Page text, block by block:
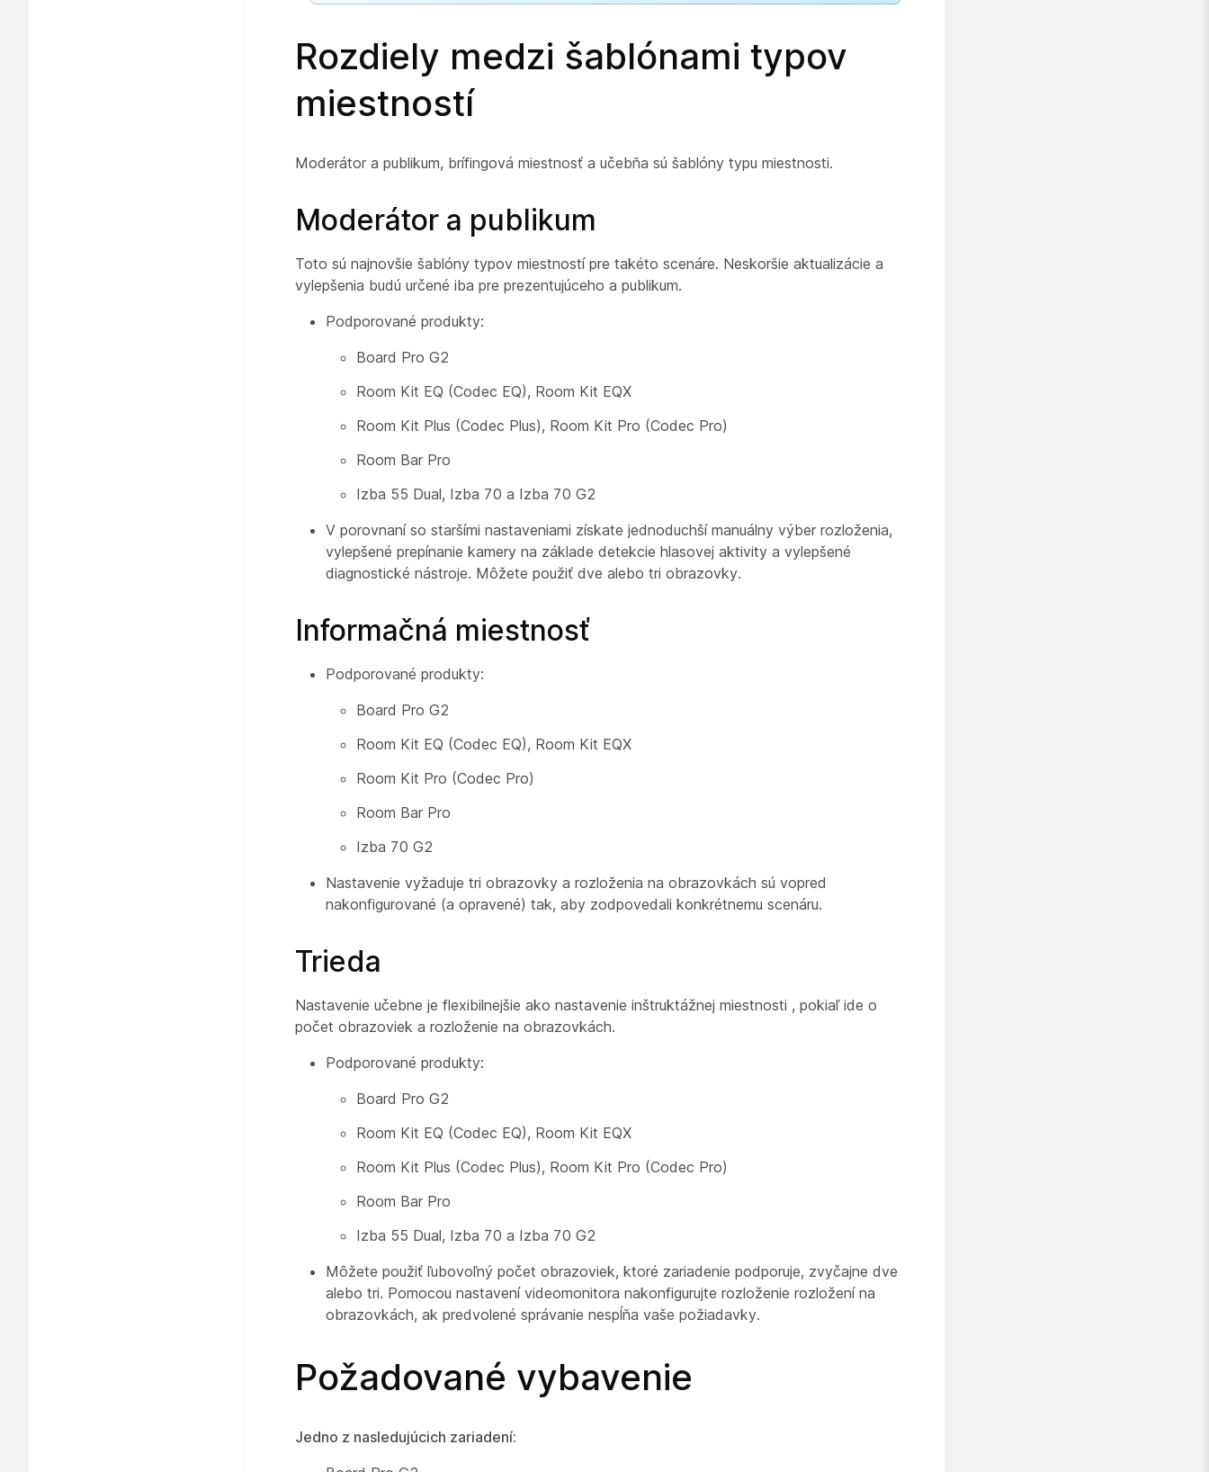
Rozdiely medzi šablónami typov
miestností
Moderátor a publikum, brífingová miestnosť a učebňa sú šablóny typu miestnosti.
Moderátor a publikum
Toto sú najnovšie šablóny typov miestností pre takéto scenáre. Neskoršie aktualizácie a
vylepšenia budú určené iba pre prezentujúceho a publikum.
Podporované produkty:
Board Pro G2
Room Kit EQ (Codec EQ), Room Kit EQX
Room Kit Plus (Codec Plus), Room Kit Pro (Codec Pro)
Room Bar Pro
Izba 55 Dual, Izba 70 a Izba 70 G2
V porovnaní so staršími nastaveniami získate jednoduchší manuálny výber rozloženia,
vylepšené prepínanie kamery na základe detekcie hlasovej aktivity a vylepšené
diagnostické nástroje. Môžete použiť dve alebo tri obrazovky.
Informačná miestnosť
Podporované produkty:
Board Pro G2
Room Kit EQ (Codec EQ), Room Kit EQX
Room Kit Pro (Codec Pro)
Room Bar Pro
Izba 70 G2
Nastavenie vyžaduje tri obrazovky a rozloženia na obrazovkách sú vopred
nakonfigurované (a opravené) tak, aby zodpovedali konkrétnemu scenáru.
Trieda
Nastavenie učebne je flexibilnejšie ako nastavenie inštruktážnej miestnosti , pokiaľ ide o
počet obrazoviek a rozloženie na obrazovkách.
Podporované produkty:
Board Pro G2
Room Kit EQ (Codec EQ), Room Kit EQX
Room Kit Plus (Codec Plus), Room Kit Pro (Codec Pro)
Room Bar Pro
Izba 55 Dual, Izba 70 a Izba 70 G2
Môžete použiť ľubovoľný počet obrazoviek, ktoré zariadenie podporuje, zvyčajne dve
alebo tri. Pomocou nastavení videomonitora nakonfigurujte rozloženie rozložení na
obrazovkách, ak predvolené správanie nespĺňa vaše požiadavky.
Požadované vybavenie
Jedno z nasledujúcich zariadení: